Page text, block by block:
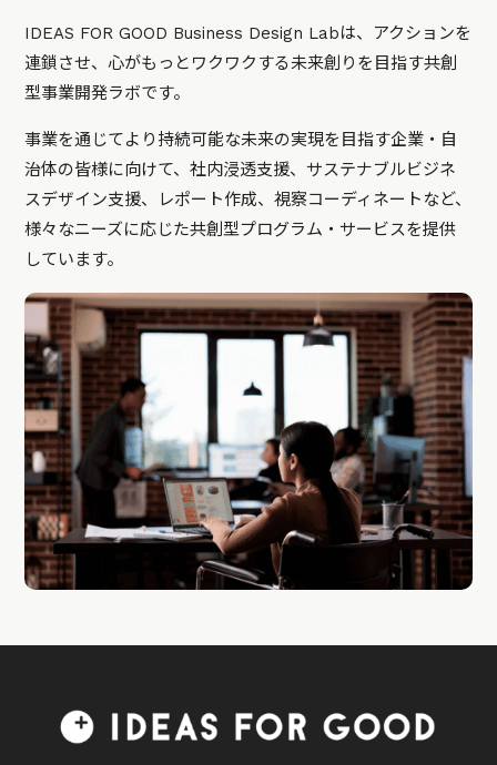
IDEAS FOR GOOD Business Design Labは、アクションを
連鎖させ、心がもっとワクワクする未来創りを目指す共創
型事業開発ラボです。
事業を通じてより持続可能な未来の実現を目指す企業・自
治体の皆様に向けて、社内浸透支援、サステナブルビジネ
スデザイン支援、レポート作成、視察コーディネートなど、
様々なニーズに応じた共創型プログラム・サービスを提供
しています。